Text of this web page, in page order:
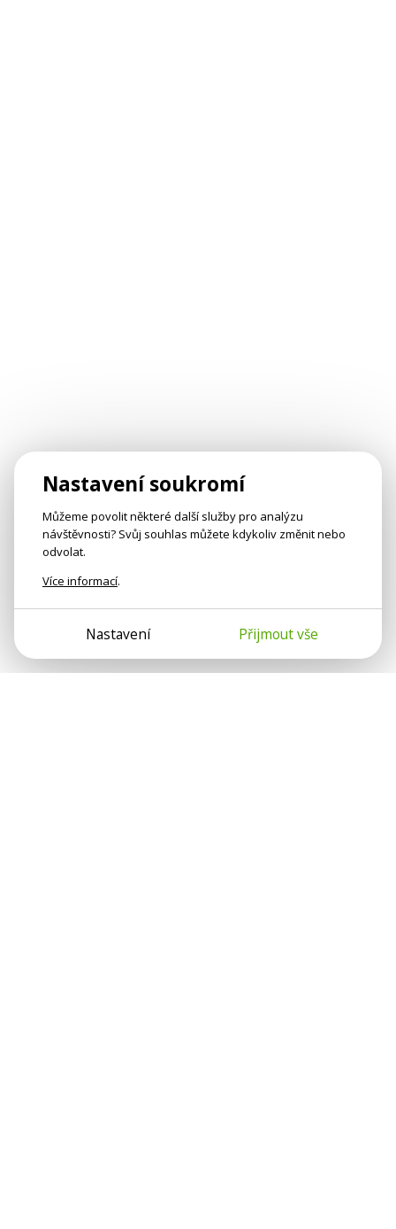
Nastavení soukromí
Můžeme povolit některé další služby pro analýzu
návštěvnosti? Svůj souhlas můžete kdykoliv změnit nebo
odvolat.
Více informací.
Nastavení Přijmout vše